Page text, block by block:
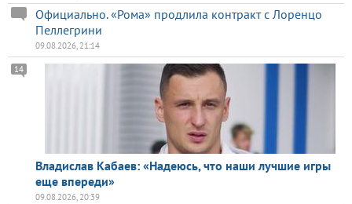
Официально. «Рома» продлила контракт с Лоренцо
Пеллегрини
09.08.2026, 21:14
Владислав Кабаев: «Надеюсь, что наши лучшие игры
еще впереди»
14
09.08.2026, 20:39